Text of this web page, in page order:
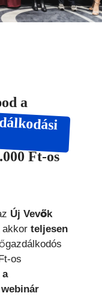
a
Ft-os
Új Vevők
akkor teljesen
os